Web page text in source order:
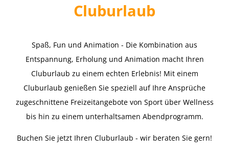
Cluburlaub
Spaß, Fun und Animation - Die Kombination aus
Entspannung, Erholung und Animation macht Ihren
Cluburlaub zu einem echten Erlebnis! Mit einem
Cluburlaub genießen Sie speziell auf Ihre Ansprüche
zugeschnittene Freizeitangebote von Sport über Wellness
bis hin zu einem unterhaltsamen Abendprogramm.
Buchen Sie jetzt Ihren Cluburlaub - wir beraten Sie gern!